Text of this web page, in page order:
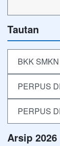
Tautan
BKK
PERPUS
PERPUS
Arsip 2026